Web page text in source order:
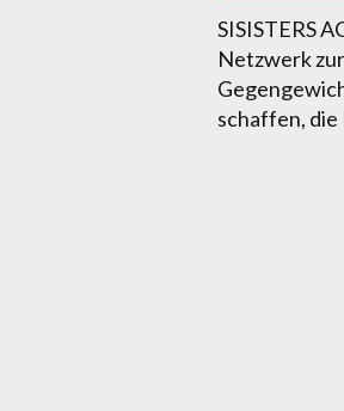
SISISTERS
Netzwerk
schaffen, die